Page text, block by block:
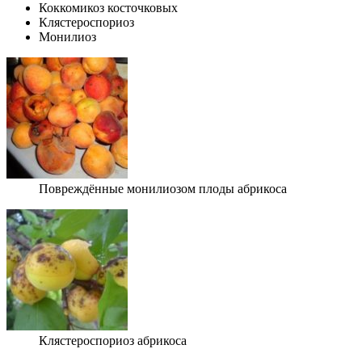
Коккомикоз косточковых
Клястероспориоз
Монилиоз
Повреждённые монилиозом плоды абрикоса
Клястероспориоз абрикоса